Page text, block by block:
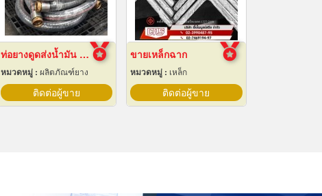
ท่อยางดูดส่งน้ำมัน สายยางลงน้ำมัน
หมวดหมู่ : ผลิตภัณฑ์ยาง
ติดต่อผู้ขาย
ขายเหล็กฉาก
หมวดหมู่ : เหล็ก
ติดต่อผู้ขาย